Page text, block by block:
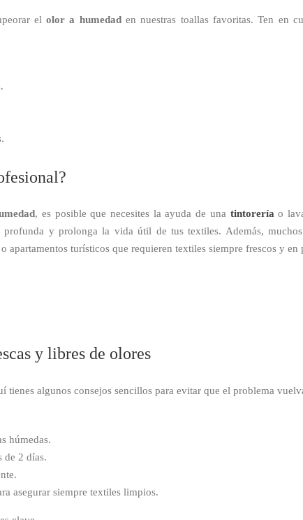
elolor a humedaden nuestras toallas favoritas. Ten en
, es posible que necesites la ayuda de una tintoreríao
y prolonga la vida útil de tus textiles. Además,
apartamentos turísticos que requieren textiles siempre frescos y en
y libres de olores
tienes algunos consejos sencillos para evitar que el problema
húmedas.
de 2 días.
asegurar siempre textiles limpios.